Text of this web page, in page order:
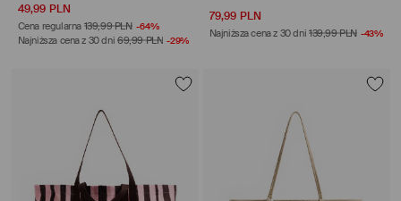
49,99 PLN
Cena regularna 139,99 PLN -64%
Najniższa cena z 30 dni 69,99 PLN -29%
79,99 PLN
Najniższa cena z 30 dni 139,99 PLN -43%